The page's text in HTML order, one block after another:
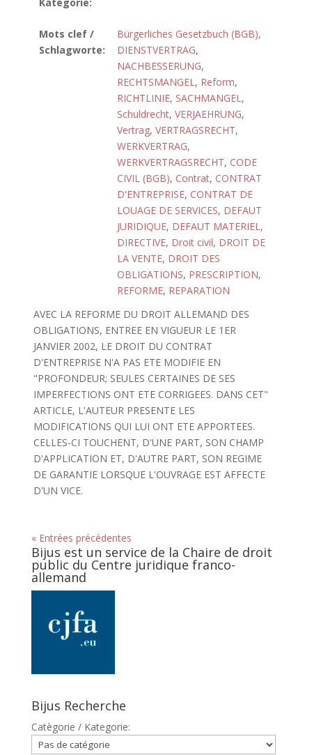
Mots clef /
Schlagworte:
Bürgerliches Gesetzbuch (BGB),
DIENSTVERTRAG,
NACHBESSERUNG,
RECHTSMANGEL, Reform,
RICHTLINIE, SACHMANGEL,
Schuldrecht, VERJAEHRUNG,
Vertrag, VERTRAGSRECHT,
WERKVERTRAG,
WERKVERTRAGSRECHT, CODE
CIVIL (BGB), Contrat, CONTRAT
D'ENTREPRISE, CONTRAT DE
LOUAGE DE SERVICES, DEFAUT
JURIDIQUE, DEFAUT MATERIEL,
DIRECTIVE, Droit civil, DROIT DE
LA VENTE, DROIT DES
OBLIGATIONS, PRESCRIPTION,
REFORME, REPARATION
AVEC LA REFORME DU DROIT ALLEMAND DES
OBLIGATIONS, ENTREE EN VIGUEUR LE 1ER
JANVIER 2002, LE DROIT DU CONTRAT
D'ENTREPRISE N'A PAS ETE MODIFIE EN
"PROFONDEUR; SEULES CERTAINES DE SES
IMPERFECTIONS ONT ETE CORRIGEES. DANS CET"
ARTICLE, L'AUTEUR PRESENTE LES
MODIFICATIONS QUI LUI ONT ETE APPORTEES.
CELLES-CI TOUCHENT, D'UNE PART, SON CHAMP
D'APPLICATION ET, D'AUTRE PART, SON REGIME
DE GARANTIE LORSQUE L'OUVRAGE EST AFFECTE
D'UN VICE.
« Entrées précédentes
Bijus est un service de la Chaire de droit
public du Centre juridique franco-
allemand
Bijus Recherche
Catègorie / Kategorie: